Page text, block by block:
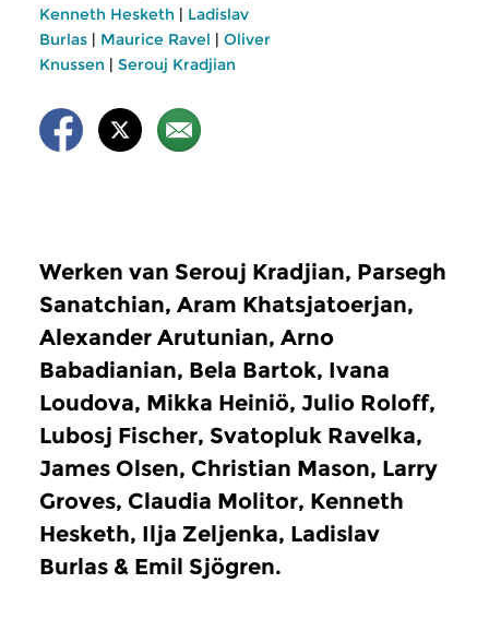
Kenneth Hesketh | Ladislav
Burlas | Maurice Ravel | Oliver
Knussen | Serouj Kradjian
Werken van Serouj Kradjian, Parsegh
Sanatchian, Aram Khatsjatoerjan,
Alexander Arutunian, Arno
Babadianian, Bela Bartok, Ivana
Loudova, Mikka Heiniö, Julio Roloff,
Lubosj Fischer, Svatopluk Ravelka,
James Olsen, Christian Mason, Larry
Groves, Claudia Molitor, Kenneth
Hesketh, Ilja Zeljenka, Ladislav
Burlas & Emil Sjögren.